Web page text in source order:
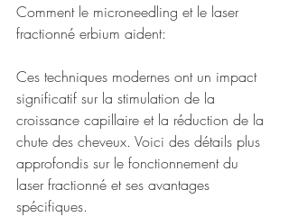
Comment le microneedling et le laser
fractionné erbium aident:
Ces techniques modernes ont un impact
significatif sur la stimulation de la
croissance capillaire et la réduction de la
chute des cheveux. Voici des détails plus
approfondis sur le fonctionnement du
laser fractionné et ses avantages
spécifiques.